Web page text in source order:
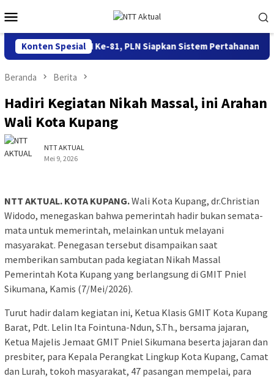
ke
kontenMobile
Konten Spesial
HUT RI Ke-81, PLN Siapkan Sistem Pertahanan
Beranda Berita
Hadiri Kegiatan Nikah Massal, ini Arahan
Wali Kota Kupang
NTT AKTUAL
Mei 9, 2026
NTT AKTUAL. KOTA KUPANG.Wali Kota Kupang, dr.Christian
Widodo, menegaskan bahwa pemerintah hadir bukan semata-
mata untuk memerintah, melainkan untuk melayani
masyarakat. Penegasan tersebut disampaikan saat
memberikan sambutan pada kegiatan Nikah Massal
Pemerintah Kota Kupang yang berlangsung di GMIT Pniel
Sikumana, Kamis (7/Mei/2026).
Turut hadir dalam kegiatan ini, Ketua Klasis GMIT Kota Kupang
Barat, Pdt. Lelin Ita Fointuna-Ndun, S.Th., bersama jajaran,
Ketua Majelis Jemaat GMIT Pniel Sikumana beserta jajaran dan
presbiter, para Kepala Perangkat Lingkup Kota Kupang, Camat
dan Lurah, tokoh masyarakat, 47 pasangan mempelai, para